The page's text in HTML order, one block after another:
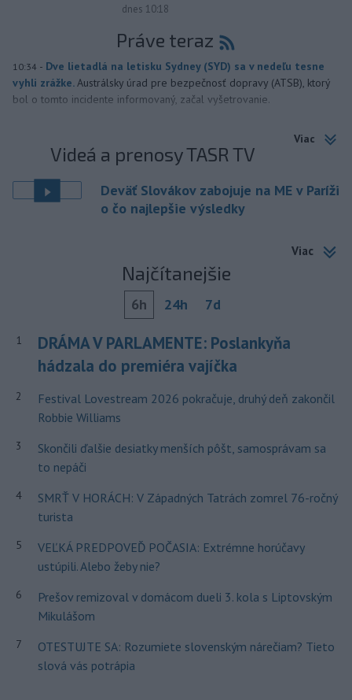
dnes 10:18
Práve teraz
10:34 - Dve lietadlá na letisku Sydney (SYD) sa v nedeľu tesne
vyhli zrážke.Austrálsky úrad pre bezpečnosť dopravy (ATSB), ktorý
bol o tomto incidente informovaný, začal vyšetrovanie.
Viac
Videá a prenosy TASR TV
Deväť Slovákov zabojuje na ME v Paríži
o čo najlepšie výsledky
Viac
Najčítanejšie
6h 24h 7d
1
DRÁMA V PARLAMENTE: Poslankyňa
hádzala do premiéra vajíčka
2
Festival Lovestream 2026 pokračuje, druhý deň zakončil
Robbie Williams
3
Skončili ďalšie desiatky menších pôšt, samosprávam sa
to nepáči
4
SMRŤ V HORÁCH: V Západných Tatrách zomrel 76-ročný
turista
5
VEĽKÁ PREDPOVEĎ POČASIA: Extrémne horúčavy
ustúpili. Alebo žeby nie?
6
Prešov remizoval v domácom dueli 3. kola s Liptovským
Mikulášom
7
OTESTUJTE SA: Rozumiete slovenským nárečiam? Tieto
slová vás potrápia